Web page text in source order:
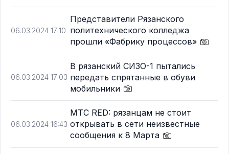
06.03.2024 17:10
Представители Рязанского
политехнического колледжа
прошли «Фабрику процессов»
06.03.2024 17:03
В рязанский СИЗО-1 пытались
передать спрятанные в обуви
мобильники
06.03.2024 16:43
МТС RED: рязанцам не стоит
открывать в сети неизвестные
сообщения к 8 Марта